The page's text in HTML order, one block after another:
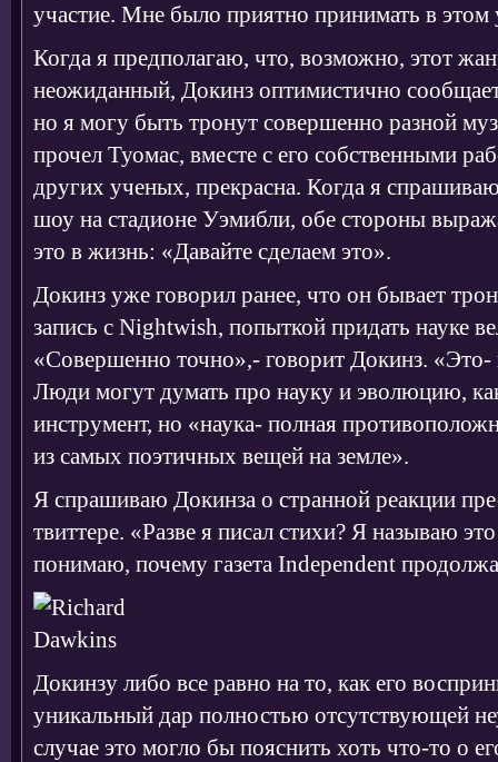
участие. Мне было приятно принимать в этом
Когда я предполагаю, что, возможно, этот
неожиданный, Докинз оптимистично
но я могу быть тронут совершенно разной
прочел Туомас, вместе с его собственными
других ученых, прекрасна. Когда я
шоу на стадионе Уэмибли, обе стороны
это в жизнь: «Давайте сделаем это».
Докинз уже говорил ранее, что он бывает
запись с Nightwish, попыткой придать науке
«Совершенно точно»,- говорит Докинз. «Это-
Люди могут думать про науку и эволюцию,
инструмент, но «наука- полная
из самых поэтичных вещей на земле».
Я спрашиваю Докинза о странной реакции
твиттере. «Разве я писал стихи? Я называю
понимаю, почему газета Independent
Докинзу либо все равно на то, как его
уникальный дар полностью отсутствующей
случае это могло бы пояснить хоть что-то о